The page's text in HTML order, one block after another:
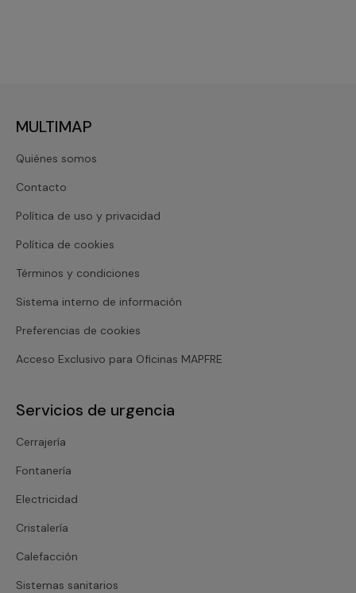
MULTIMAP
Quiénes somos
Contacto
Política de uso y privacidad
Política de cookies
Términos y condiciones
Sistema interno de información
Preferencias de cookies
Acceso Exclusivo para Oficinas MAPFRE
Servicios de urgencia
Cerrajería
Fontanería
Electricidad
Cristalería
Calefacción
Sistemas sanitarios